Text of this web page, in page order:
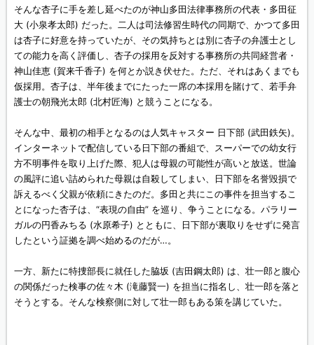
そんな杏子に手を差し延べたのが神山多田法律事務所の代表・多田征
大 (小泉孝太郎) だった。二人は司法修習生時代の同期で、かつて多田
は杏子に好意を持っていたが、その気持ちとは別に杏子の弁護士とし
ての能力を高く評価し、杏子の採用を反対する事務所の共同経営者・
神山佳恵 (賀来千香子) を何とか説き伏せた。ただ、それはあくまでも
仮採用。杏子は、半年後までにたった一席の本採用を賭けて、若手弁
護士の朝飛光太郎 (北村匠海) と競うことになる。
そんな中、最初の相手となるのは人気キャスター 日下部 (武田鉄矢)。
インターネットで配信している日下部の番組で、スーパーでの幼女行
方不明事件を取り上げた際、犯人は母親の可能性が高いと放送。世論
の風評に追い詰められた母親は自殺してしまい、日下部を名誉毀損で
訴えるべく父親が依頼にきたのだ。多田と共にこの事件を担当するこ
とになった杏子は、“表現の自由” を巡り、争うことになる。パラリー
ガルの円香みちる (水原希子) とともに、日下部が裏取りをせずに発言
したという証拠を調べ始めるのだが…。
一方、新たに特捜部長に就任した脇坂 (吉田鋼太郎) は、壮一郎と腹心
の関係だった検事の佐々木 (滝藤賢一) を担当に指名し、壮一郎を落と
そうとする。そんな検察側に対して壮一郎もある策を講じていた。